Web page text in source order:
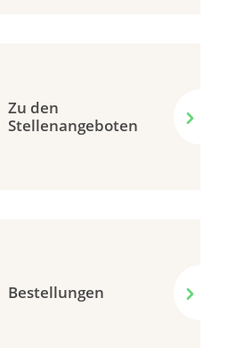
Zu den
Stellenangeboten
Bestellungen